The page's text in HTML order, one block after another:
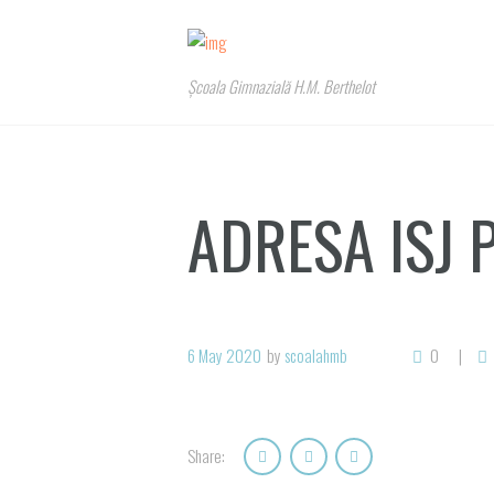
Școala Gimnazială H.M. Berthelot
ADRESA ISJ
6 May 2020 by scoalahmb 0
Share: